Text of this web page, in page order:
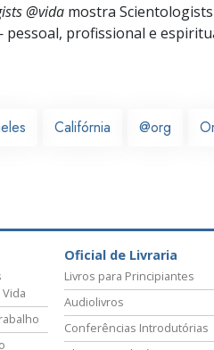
@vida mostra
pessoal, profissional e
Califórnia @org
Oficial de Livraria
Livros para Principiantes
Audiolivros
Conferências Introdutórias